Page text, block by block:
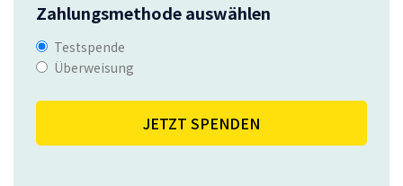
Zahlungsmethode auswählen
Testspende
Überweisung